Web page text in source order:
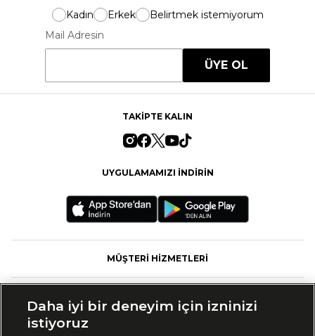
Kadın Erkek
Belirtmek istemiyorum
Mail Adresin
ÜYE OL
TAKİPTE KALIN
UYGULAMAMIZI İNDİRİN
MÜŞTERİ HİZMETLERİ
Daha iyi bir deneyim için izninizi
istiyoruz